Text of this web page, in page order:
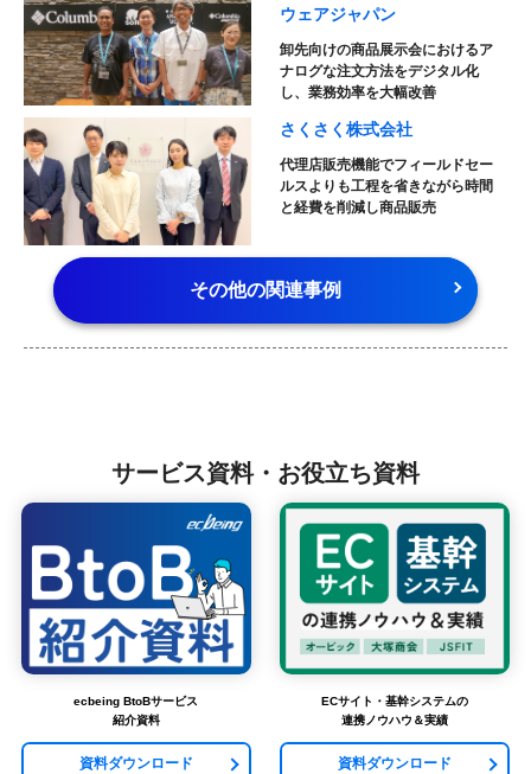
ウェアジャパン
卸先向けの商品展示会におけるア
ナログな注文方法をデジタル化
し、業務効率を大幅改善
さくさく株式会社
代理店販売機能でフィールドセー
ルスよりも工程を省きながら時間
と経費を削減し商品販売
その他の関連事例
サービス資料・お役立ち資料
ecbeing BtoBサービス
紹介資料
資料ダウンロード
ECサイト・基幹システムの
連携ノウハウ＆実績
資料ダウンロード